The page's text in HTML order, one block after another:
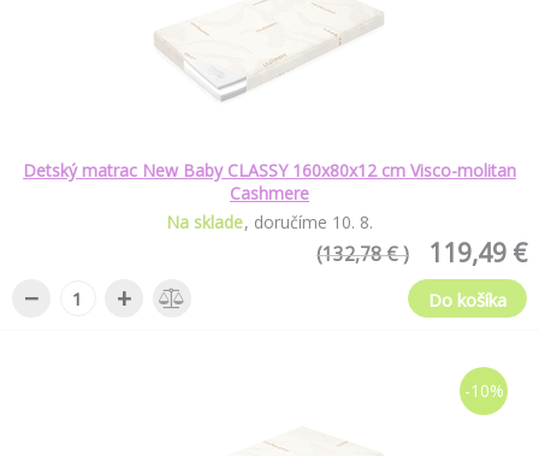
Detský matrac New Baby CLASSY 160x80x12 cm Visco-molitan
Cashmere
Na sklade doručíme 10. 8.
119,49 €
(132,78 € )
− + Do košíka
-10%